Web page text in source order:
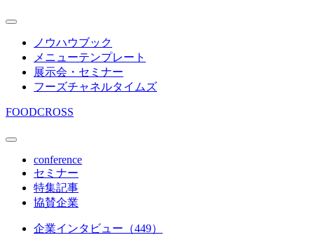
ノウハウブック
メニューテンプレート
展示会・セミナー
フーズチャネルタイムズ
FOODCROSS
conference
セミナー
特集記事
協賛企業
企業インタビュー（449）